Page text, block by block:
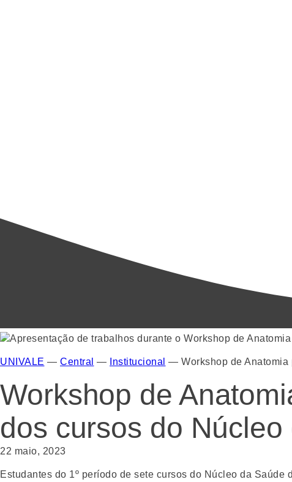
UNIVALE — Central — Institucional — Workshop de
Workshop de
dos cursos do Núcleo
22 maio, 2023
Estudantes do 1º período de sete cursos do Núcleo da